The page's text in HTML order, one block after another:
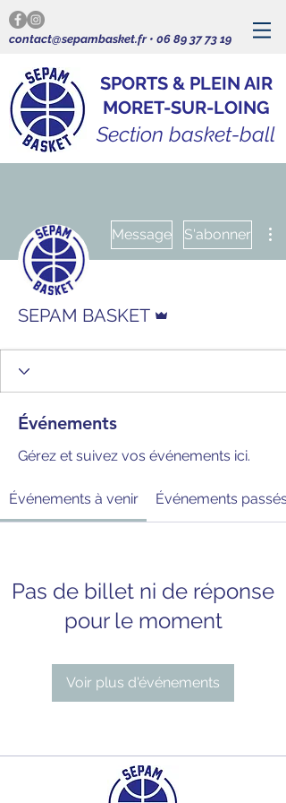
contact@sepambasket.fr• 06 89 37 73 19
SPORTS & PLEIN AIR
MORET-SUR-LOING
Section basket-ball
Message S'abonner
SEPAM BASKET
Événements
Gérez et suivez vos événements ici.
Événements à venir Événements passés
Pas de billet ni de réponse
pour le moment
Voir plus d'événements